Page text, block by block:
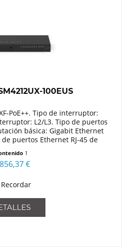
100EUS
PoE++. Tipo de interruptor:
L2/L3. Tipo de puertos
básica: Gigabit Ethernet
puertos Ethernet RJ-45 de
1
€
Recordar